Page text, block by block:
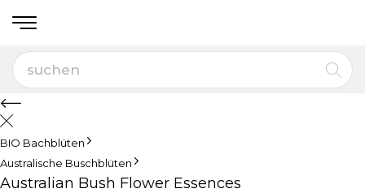
BIO Bachblüten
Australische Buschblüten
Australian Bush Flower Essences